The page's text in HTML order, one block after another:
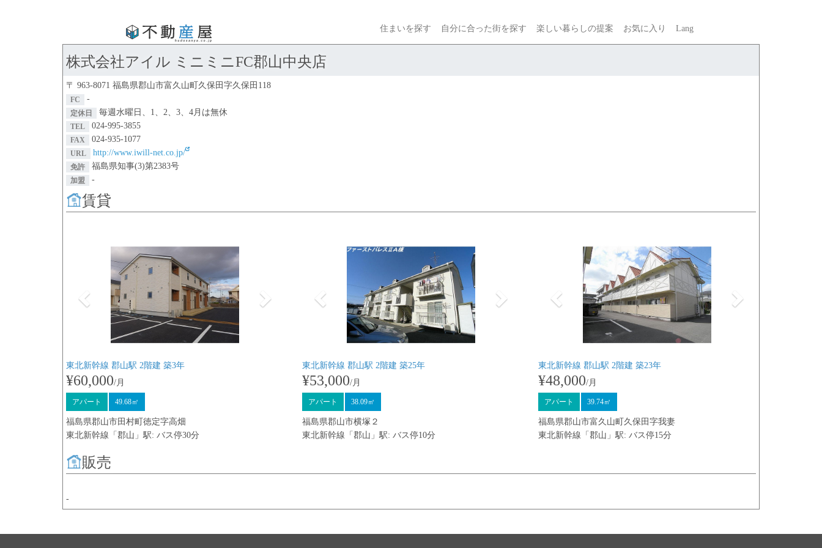
住まいを探す 自分に合った街を探す 楽しい暮らしの提案 お気に入り Lang
株式会社アイル ミニミニFC郡山中央店
〒 963-8071 福島県郡山市富久山町久保田字久保田118
FC -
定休日 毎週水曜日、1、2、3、4月は無休
TEL 024-995-3855
FAX 024-935-1077
URL http://www.iwill-net.co.jp/
免許 福島県知事(3)第2383号
加盟 -
賃貸
東北新幹線 郡山駅 2階建 築3年
¥60,000/月
アパート 49.68㎡
福島県郡山市田村町徳定字高畑
東北新幹線「郡山」駅: バス停30分
東北新幹線 郡山駅 2階建 築25年
¥53,000/月
アパート 38.09㎡
福島県郡山市横塚２
東北新幹線「郡山」駅: バス停10分
東北新幹線 郡山駅 2階建 築23年
¥48,000/月
アパート 39.74㎡
福島県郡山市富久山町久保田字我妻
東北新幹線「郡山」駅: バス停15分
販売
-